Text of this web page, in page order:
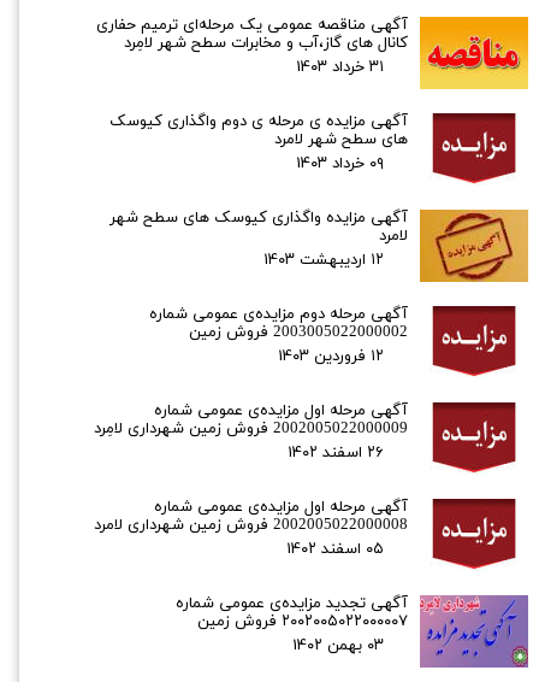
آگهی مناقصه عمومی یک مرحله‌ای ترمیم حفاری
کانال های گاز،آب و مخابرات سطح شهر لامِرد
۳۱ خرداد ۰۳
آگهی مزایده ی مرحله ی دوم واگذاری کیوسک
های سطح شهر لامرد
۰۹ خرداد ۰۳
آگهی مزایده واگذاری کیوسک های سطح شهر
لامرد
۱۲ اردیبهشت ۰۳
آگهی مرحله دوم مزایده‌ی عمومی شماره
2003005022000002 فروش زمین
۱۲ فروردین ۰۳
آگهی مرحله اول مزایده‌ی عمومی شماره
2002005022000009 فروش زمین شهرداری لامِرد
۲۶ اسفند ۰۲
آگهی مرحله اول مزایده‌ی عمومی شماره
2002005022000008 فروش زمین شهرداری لامرد
۰۵ اسفند ۰۲
آگهی تجدید مزایده‌ی عمومی شماره
۲۰۰۲۰۰۵۰۲۲۰۰۰۰۰۷ فروش زمین
۰۳ بهمن ۰۲